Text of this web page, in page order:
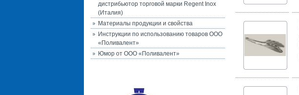
дистрибьютор торговой марки Regent Inox
(Италия)
Материалы продукции и свойства
Инструкции по использованию товаров ООО
«Поливалент»
Юмор от ООО «Поливалент»